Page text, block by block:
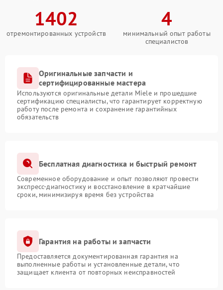
1402
отремонтированных устройств
4
минимальный опыт работы
специалистов
Оригинальные запчасти и
сертифицированные мастера
Используются оригинальные детали Miele и прошедшие
сертификацию специалисты, что гарантирует корректную
работу после ремонта и сохранение гарантийных
обязательств
Бесплатная диагностика и быстрый ремонт
Современное оборудование и опыт позволяют провести
экспресс-диагностику и восстановление в кратчайшие
сроки, минимизируя время без устройства
Гарантия на работы и запчасти
Предоставляется документированная гарантия на
выполненные работы и установленные детали, что
защищает клиента от повторных неисправностей